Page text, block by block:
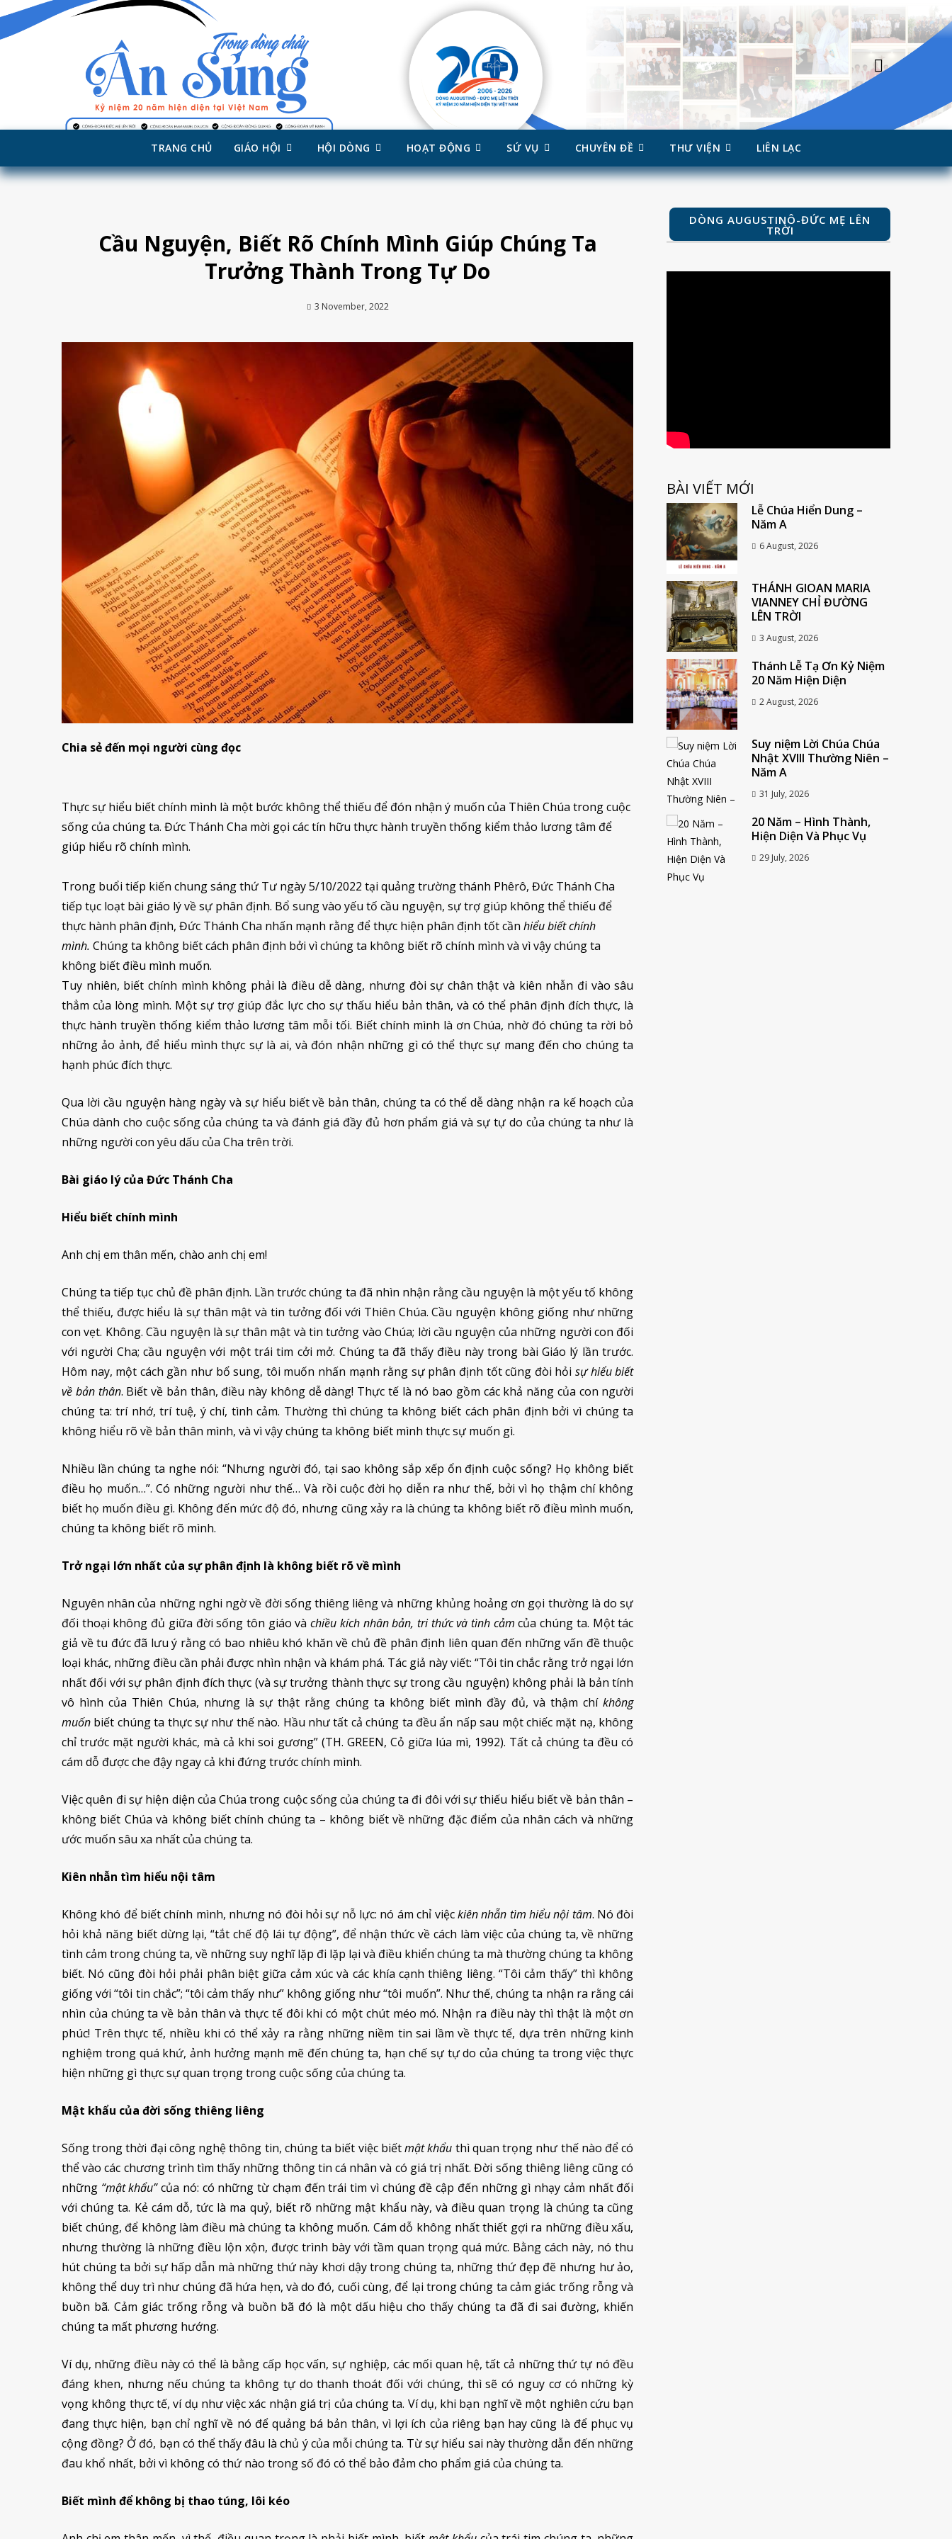
Skip
TRANG CHỦ GIÁO HỘI HỘI DÒNG HOẠT ĐỘNG SỨ VỤ CHUYÊN ĐỀ THƯ VIỆN LIÊN LẠC
Cầu Nguyện, Biết Rõ Chính Mình Giúp Chúng Ta
Trưởng Thành Trong Tự Do
3 November, 2022
Chia sẻ đến mọi người cùng đọc
Thực sự hiểu biết chính mình là một bước không thể thiếu để đón nhận ý muốn của Thiên Chúa trong cuộc
sống của chúng ta. Đức Thánh Cha mời gọi các tín hữu thực hành truyền thống kiểm thảo lương tâm để
giúp hiểu rõ chính mình.
Trong buổi tiếp kiến chung sáng thứ Tư ngày 5/10/2022 tại quảng trường thánh Phêrô, Đức Thánh Cha
tiếp tục loạt bài giáo lý về sự phân định. Bổ sung vào yếu tố cầu nguyện, sự trợ giúp không thể thiếu để
thực hành phân định, Đức Thánh Cha nhấn mạnh rằng để thực hiện phân định tốt cần hiểu biết chính
mình. Chúng ta không biết cách phân định bởi vì chúng ta không biết rõ chính mình và vì vậy chúng ta
không biết điều mình muốn.
Tuy nhiên, biết chính mình không phải là điều dễ dàng, nhưng đòi sự chân thật và kiên nhẫn đi vào sâu
thẳm của lòng mình. Một sự trợ giúp đắc lực cho sự thấu hiểu bản thân, và có thể phân định đích thực, là
thực hành truyền thống kiểm thảo lương tâm mỗi tối. Biết chính mình là ơn Chúa, nhờ đó chúng ta rời bỏ
những ảo ảnh, để hiểu mình thực sự là ai, và đón nhận những gì có thể thực sự mang đến cho chúng ta
hạnh phúc đích thực.
Qua lời cầu nguyện hàng ngày và sự hiểu biết về bản thân, chúng ta có thể dễ dàng nhận ra kế hoạch của
Chúa dành cho cuộc sống của chúng ta và đánh giá đầy đủ hơn phẩm giá và sự tự do của chúng ta như là
những người con yêu dấu của Cha trên trời.
Bài giáo lý của Đức Thánh Cha
Hiểu biết chính mình
Anh chị em thân mến, chào anh chị em!
Chúng ta tiếp tục chủ đề phân định. Lần trước chúng ta đã nhìn nhận rằng cầu nguyện là một yếu tố không
thể thiếu, được hiểu là sự thân mật và tin tưởng đối với Thiên Chúa. Cầu nguyện không giống như những
con vẹt. Không. Cầu nguyện là sự thân mật và tin tưởng vào Chúa; lời cầu nguyện của những người con đối
với người Cha; cầu nguyện với một trái tim cởi mở. Chúng ta đã thấy điều này trong bài Giáo lý lần trước.
Hôm nay, một cách gần như bổ sung, tôi muốn nhấn mạnh rằng sự phân định tốt cũng đòi hỏisự hiểu biết
về bản thân. Biết về bản thân, điều này không dễ dàng! Thực tế là nó bao gồm các khả năng của con người
chúng ta: trí nhớ, trí tuệ, ý chí, tình cảm. Thường thì chúng ta không biết cách phân định bởi vì chúng ta
không hiểu rõ về bản thân mình, và vì vậy chúng ta không biết mình thực sự muốn gì.
Nhiều lần chúng ta nghe nói: “Nhưng người đó, tại sao không sắp xếp ổn định cuộc sống? Họ không biết
điều họ muốn…”. Có những người như thế… Và rồi cuộc đời họ diễn ra như thế, bởi vì họ thậm chí không
biết họ muốn điều gì. Không đến mức độ đó, nhưng cũng xảy ra là chúng ta không biết rõ điều mình muốn,
chúng ta không biết rõ mình.
Trở ngại lớn nhất của sự phân định là không biết rõ về mình
Nguyên nhân của những nghi ngờ về đời sống thiêng liêng và những khủng hoảng ơn gọi thường là do sự
đối thoại không đủ giữa đời sống tôn giáo vàchiều kích nhân bản, tri thức và tình cảm của chúng ta. Một tác
giả về tu đức đã lưu ý rằng có bao nhiêu khó khăn về chủ đề phân định liên quan đến những vấn đề thuộc
loại khác, những điều cần phải được nhìn nhận và khám phá. Tác giả này viết: “Tôi tin chắc rằng trở ngại lớn
nhất đối với sự phân định đích thực (và sự trưởng thành thực sự trong cầu nguyện) không phải là bản tính
vô hình của Thiên Chúa, nhưng là sự thật rằng chúng ta không biết mình đầy đủ, và thậm chíkhông
muốn biết chúng ta thực sự như thế nào. Hầu như tất cả chúng ta đều ẩn nấp sau một chiếc mặt nạ, không
chỉ trước mặt người khác, mà cả khi soi gương” (TH. GREEN, Cỏ giữa lúa mì, 1992). Tất cả chúng ta đều có
cám dỗ được che đậy ngay cả khi đứng trước chính mình.
Việc quên đi sự hiện diện của Chúa trong cuộc sống của chúng ta đi đôi với sự thiếu hiểu biết về bản thân –
không biết Chúa và không biết chính chúng ta – không biết về những đặc điểm của nhân cách và những
ước muốn sâu xa nhất của chúng ta.
Kiên nhẫn tìm hiểu nội tâm
Không khó để biết chính mình, nhưng nó đòi hỏi sự nỗ lực: nó ám chỉ việckiên nhẫn tìm hiểu nội tâm. Nó đòi
hỏi khả năng biết dừng lại, “tắt chế độ lái tự động”, để nhận thức về cách làm việc của chúng ta, về những
tình cảm trong chúng ta, về những suy nghĩ lặp đi lặp lại và điều khiển chúng ta mà thường chúng ta không
biết. Nó cũng đòi hỏi phải phân biệt giữa cảm xúc và các khía cạnh thiêng liêng. “Tôi cảm thấy” thì không
giống với “tôi tin chắc”; “tôi cảm thấy như” không giống như “tôi muốn”. Như thế, chúng ta nhận ra rằng cái
nhìn của chúng ta về bản thân và thực tế đôi khi có một chút méo mó. Nhận ra điều này thì thật là một ơn
phúc! Trên thực tế, nhiều khi có thể xảy ra rằng những niềm tin sai lầm về thực tế, dựa trên những kinh
nghiệm trong quá khứ, ảnh hưởng mạnh mẽ đến chúng ta, hạn chế sự tự do của chúng ta trong việc thực
hiện những gì thực sự quan trọng trong cuộc sống của chúng ta.
Mật khẩu của đời sống thiêng liêng
Sống trong thời đại công nghệ thông tin, chúng ta biết việc biếtmật khẩu thì quan trọng như thế nào để có
thể vào các chương trình tìm thấy những thông tin cá nhân và có giá trị nhất. Đời sống thiêng liêng cũng có
những “mật khẩu”của nó: có những từ chạm đến trái tim vì chúng đề cập đến những gì nhạy cảm nhất đối
với chúng ta. Kẻ cám dỗ, tức là ma quỷ, biết rõ những mật khẩu này, và điều quan trọng là chúng ta cũng
biết chúng, để không làm điều mà chúng ta không muốn. Cám dỗ không nhất thiết gợi ra những điều xấu,
nhưng thường là những điều lộn xộn, được trình bày với tầm quan trọng quá mức. Bằng cách này, nó thu
hút chúng ta bởi sự hấp dẫn mà những thứ này khơi dậy trong chúng ta, những thứ đẹp đẽ nhưng hư ảo,
không thể duy trì như chúng đã hứa hẹn, và do đó, cuối cùng, để lại trong chúng ta cảm giác trống rỗng và
buồn bã. Cảm giác trống rỗng và buồn bã đó là một dấu hiệu cho thấy chúng ta đã đi sai đường, khiến
chúng ta mất phương hướng.
Ví dụ, những điều này có thể là bằng cấp học vấn, sự nghiệp, các mối quan hệ, tất cả những thứ tự nó đều
đáng khen, nhưng nếu chúng ta không tự do thanh thoát đối với chúng, thì sẽ có nguy cơ có những kỳ
vọng không thực tế, ví dụ như việc xác nhận giá trị của chúng ta. Ví dụ, khi bạn nghĩ về một nghiên cứu bạn
đang thực hiện, bạn chỉ nghĩ về nó để quảng bá bản thân, vì lợi ích của riêng bạn hay cũng là để phục vụ
cộng đồng? Ở đó, bạn có thể thấy đâu là chủ ý của mỗi chúng ta. Từ sự hiểu sai này thường dẫn đến những
đau khổ nhất, bởi vì không có thứ nào trong số đó có thể bảo đảm cho phẩm giá của chúng ta.
Biết mình để không bị thao túng, lôi kéo
DÒNG AUGUSTINÔ-ĐỨC MẸ LÊN
TRỜI
BÀI VIẾT MỚI
Lễ Chúa Hiển Dung –
Năm A
6 August, 2026
THÁNH GIOAN MARIA
VIANNEY CHỈ ĐƯỜNG
LÊN TRỜI
3 August, 2026
Thánh Lễ Tạ Ơn Kỷ Niệm
20 Năm Hiện Diện
2 August, 2026
Suy niệm Lời Chúa Chúa
Nhật XVIII Thường Niên –
Năm A
31 July, 2026
20 Năm – Hình Thành,
Hiện Diện Và Phục Vụ
29 July, 2026